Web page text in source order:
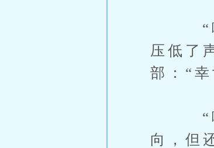
“嘘，
压低了
部：“
“喂喂
向，但